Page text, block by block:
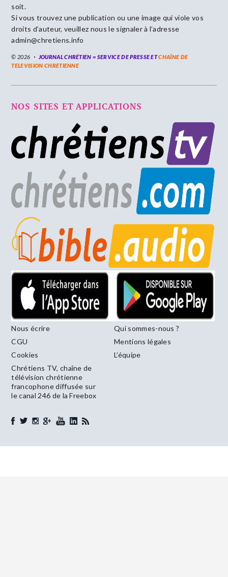
soit.
Si vous trouvez une publication ou une image qui viole vos
droits d’auteur, veuillez nous le signaler à l’adresse
admin@chretiens.info
© 2026 JOURNAL CHRÉTIEN = SERVICE DE PRESSE ETCHAÎNE DE
TELEVISION CHRETIENNE
NOS SITES ET APPLICATIONS
Nous écrire
Qui sommes-nous ?
CGU
Mentions légales
Cookies
L’équipe
Chrétiens TV, chaîne de
télévision chrétienne
francophone diffusée sur
le canal 246 de la Freebox